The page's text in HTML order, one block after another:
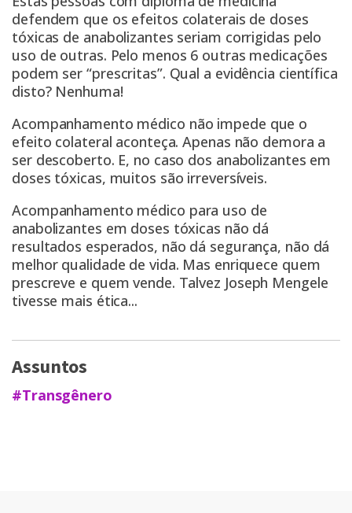
defendem que os efeitos colaterais de doses
tóxicas de anabolizantes seriam corrigidas pelo
uso de outras. Pelo menos 6 outras medicações
podem ser “prescritas”. Qual a evidência científica
disto? Nenhuma!
Acompanhamento médico não impede que o
efeito colateral aconteça. Apenas não demora a
ser descoberto. E, no caso dos anabolizantes em
doses tóxicas, muitos são irreversíveis.
Acompanhamento médico para uso de
anabolizantes em doses tóxicas não dá
resultados esperados, não dá segurança, não dá
melhor qualidade de vida. Mas enriquece quem
prescreve e quem vende. Talvez Joseph Mengele
tivesse mais ética...
Assuntos
#Transgênero